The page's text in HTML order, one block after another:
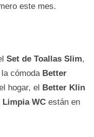
este mes.
Set de Toallas Slim,
cómoda Better
hogar, el Better Klin
Limpia WC están en